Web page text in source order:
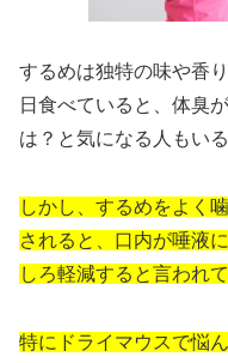
するめは独特の味や香
日食べていると、体臭
は？と気になる人もい
しかし、するめをよく
されると、口内が唾液
しろ軽減すると言われて
特にドライマウスで悩